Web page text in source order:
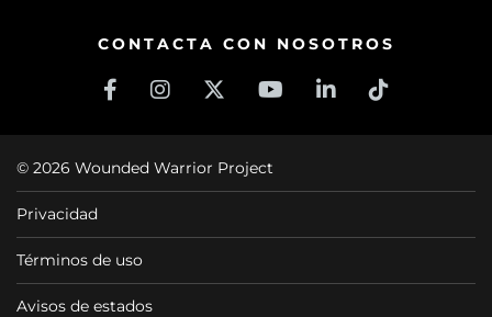
CONTACTA CON NOSOTROS
© 2026 Wounded Warrior Project
Privacidad
Términos de uso
Avisos de estados